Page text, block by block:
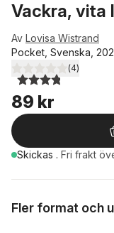
Vackra, vita
Av Lovisa Wistrand
Pocket, Svenska,
3,8utav 5 stjärnor.
(4)
89 kr
Skickas . Fri frakt
Fler format och